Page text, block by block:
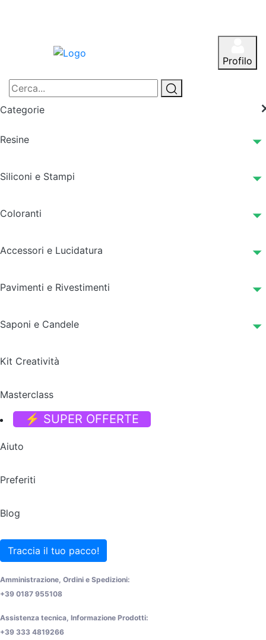
Profilo
Categorie
Resine
Siliconi e Stampi
Coloranti
Accessori e Lucidatura
Pavimenti e Rivestimenti
Saponi e Candele
Kit Creatività
Masterclass
⚡ SUPER OFFERTE
Aiuto
Preferiti
Blog
Traccia il tuo pacco!
Amministrazione, Ordini e Spedizioni:
+39 0187 955108
Assistenza tecnica, Informazione Prodotti:
+39 333 4819266